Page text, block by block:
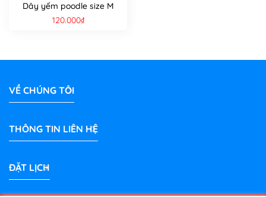
Dây yếm poodle size M
120.000₫
VỀ CHÚNG TÔI
THÔNG TIN LIÊN HỆ
ĐẶT LỊCH